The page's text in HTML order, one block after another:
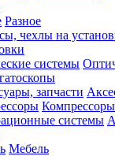
Разное
Компрессоры
Мебель